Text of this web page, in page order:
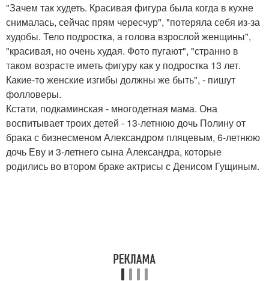
"Зачем так худеть. Красивая фигура была когда в кухне
снималась, сейчас прям чересчур", "потеряла себя из-за
худобы. Тело подростка, а голова взрослой женщины",
"красивая, но очень худая. Фото пугают", "странно в
таком возрасте иметь фигуру как у подростка 13 лет.
Какие-то женские изгибы должны же быть", - пишут
фолловеры.
Кстати, подкаминская - многодетная мама. Она
воспитывает троих детей - 13-летнюю дочь Полину от
брака с бизнесменом Александром пляцевым, 6-летнюю
дочь Еву и 3-летнего сына Александра, которые
родились во втором браке актрисы с Денисом Гущиным.